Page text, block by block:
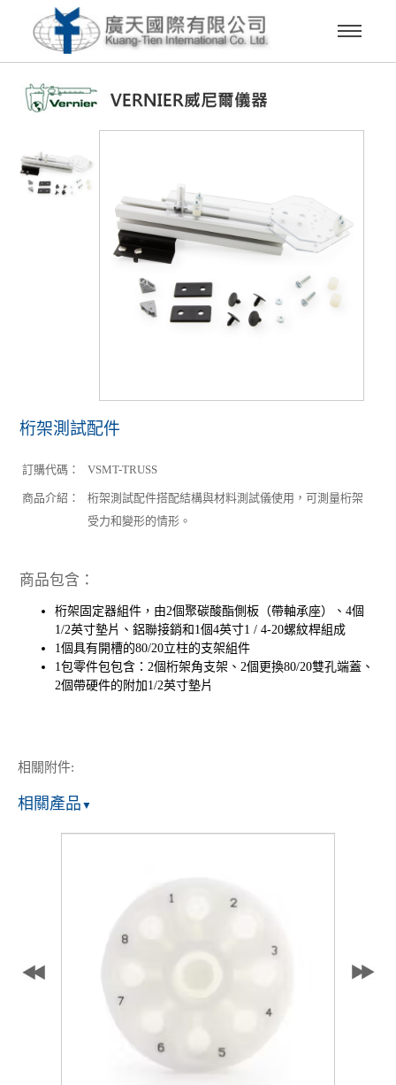
桁架測試配件
訂購代碼： VSMT-TRUSS
商品介紹：
桁架測試配件搭配結構與材料測試儀使用，可測量桁架
受力和變形的情形。
商品包含：
桁架固定器組件，由2個聚碳酸酯側板（帶軸承座）、4個
1/2英寸墊片、鋁聯接銷和1個4英寸1 / 4-20螺紋桿組成
1個具有開槽的80/20立柱的支架組件
1包零件包包含：2個桁架角支架、2個更換80/20雙孔端蓋、
2個帶硬件的附加1/2英寸墊片
相關附件:
相關產品 ▼